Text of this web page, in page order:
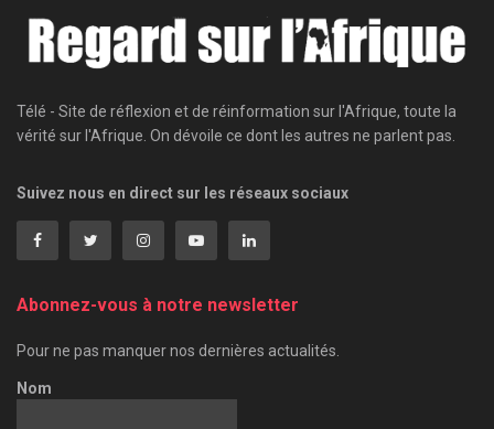
Télé - Site de réflexion et de réinformation sur l'Afrique, toute la
vérité sur l'Afrique. On dévoile ce dont les autres ne parlent pas.
Suivez nous en direct sur les réseaux sociaux
Abonnez-vous à notre newsletter
Pour ne pas manquer nos dernières actualités.
Nom